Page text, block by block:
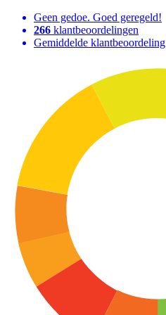
Geen gedoe. Goed geregeld!
266 klantbeoordelingen
Gemiddelde klantbeoordeling